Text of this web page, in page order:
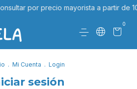
por precio mayorista a partir de
0
. Mi Cuenta . Login
sesión